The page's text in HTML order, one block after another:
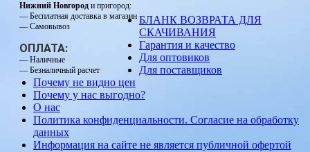
Нижний Новгород и пригород:
— Бесплатная доставка в магазин
— Самовывоз
ОПЛАТА:
— Наличные
— Безналичный расчет
БЛАНК ВОЗВРАТА ДЛЯ
СКАЧИВАНИЯ
Гарантия и качество
Для оптовиков
Для поставщиков
Почему не видно цен
Почему у нас выгодно?
О нас
Политика конфиденциальности. Согласие на обработку
данных
Информация на сайте не является публичной офертой